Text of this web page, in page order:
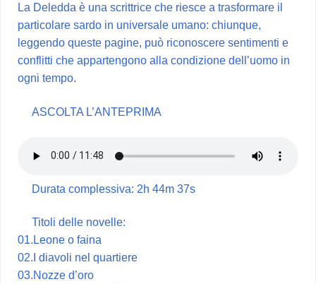
La Deledda è una scrittrice che riesce a trasformare il
particolare sardo in universale umano: chiunque,
leggendo queste pagine, può riconoscere sentimenti e
conflitti che appartengono alla condizione dell’uomo in
ogni tempo.
ASCOLTA L’ANTEPRIMA
Durata complessiva: 2h 44m 37s
Titoli delle novelle:
01.Leone o faina
02.I diavoli nel quartiere
03.Nozze d’oro